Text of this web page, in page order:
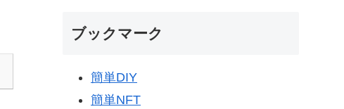
ブックマーク
簡単DIY
簡単NFT